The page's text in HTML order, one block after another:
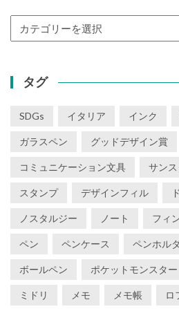
タグ
SDGs イタリア インク
ガラスペン グッドデザイン賞
コミュニケーション文具 サン
スタンプ デザインフィル
ノスタルジー ノート フィ
ペン ペンケース ペンホル
ボールペン ポケットモンスター
ミドリ メモ メモ帳 ロ